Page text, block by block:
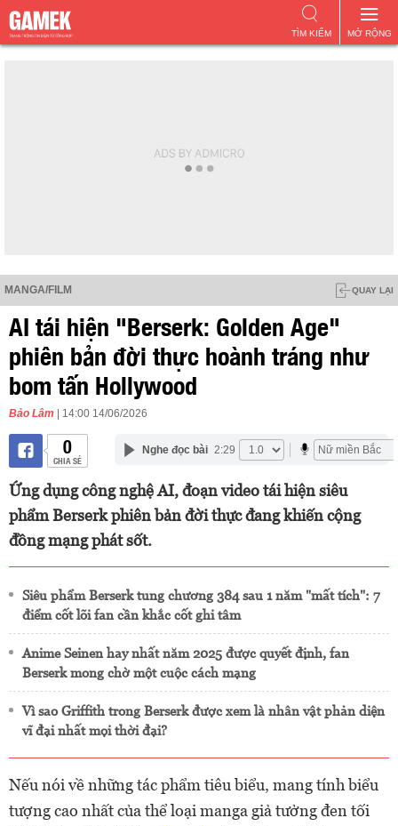
MỞ RỘNG
TÌM KIẾM
MANGA/FILM QUAY LẠI
AI tái hiện "Berserk: Golden Age"
phiên bản đời thực hoành tráng như
bom tấn Hollywood
Bảo Lâm | 14:00 14/06/2026
0
CHIA SẺ
Nghe đọc bài 2:29
Ứng dụng công nghệ AI, đoạn video tái hiện siêu
phẩm Berserk phiên bản đời thực đang khiến cộng
đồng mạng phát sốt.
Siêu phẩm Berserk tung chương 384 sau 1 năm "mất tích": 7
điểm cốt lõi fan cần khắc cốt ghi tâm
Anime Seinen hay nhất năm 2025 được quyết định, fan
Berserk mong chờ một cuộc cách mạng
Vì sao Griffith trong Berserk được xem là nhân vật phản diện
vĩ đại nhất mọi thời đại?
Nếu nói về những tác phẩm tiêu biểu, mang tính biểu
tượng cao nhất của thể loại manga giả tưởng đen tối